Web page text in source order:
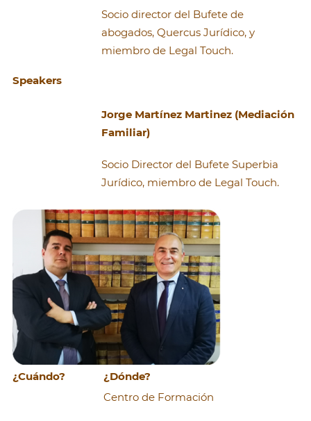
Speakers
Socio director del Bufete de
abogados, Quercus Jurídico, y
miembro de Legal Touch.
Jorge Martínez Martinez (Mediación
Familiar)
Socio Director del Bufete Superbia
Jurídico, miembro de Legal Touch.
¿Cuándo? ¿Dónde?
Centro de Formación